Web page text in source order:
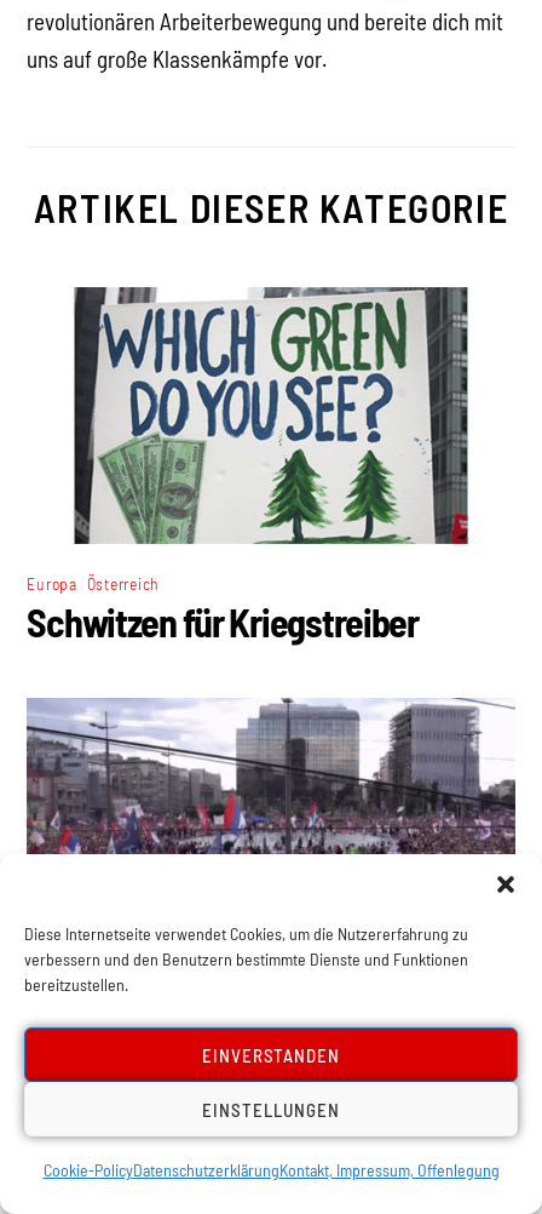
Diese Internetseite verwendet Cookies, um die Nutzererfahrung zu
verbessern und den Benutzern bestimmte Dienste und Funktionen
bereitzustellen.
EINVERSTANDEN
EINSTELLUNGEN
Cookie-PolicyDatenschutzerklärungKontakt, Impressum, Offenlegung
revolutionären Arbeiterbewegung und bereite dich mit
uns auf große Klassenkämpfe vor.
ARTIKEL DIESER KATEGORIE
Europa Österreich
Schwitzen für Kriegstreiber
Europa
Serbien: Sackgasse
Nationalismus